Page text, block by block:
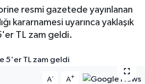
resmi gazetede yayınlanan
kararnamesi uyarınca yaklaşık
TL zam geldi.
A- A+